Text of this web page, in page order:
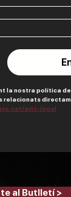
la nostra política
relacionats
avis-legal
al Butlletí >